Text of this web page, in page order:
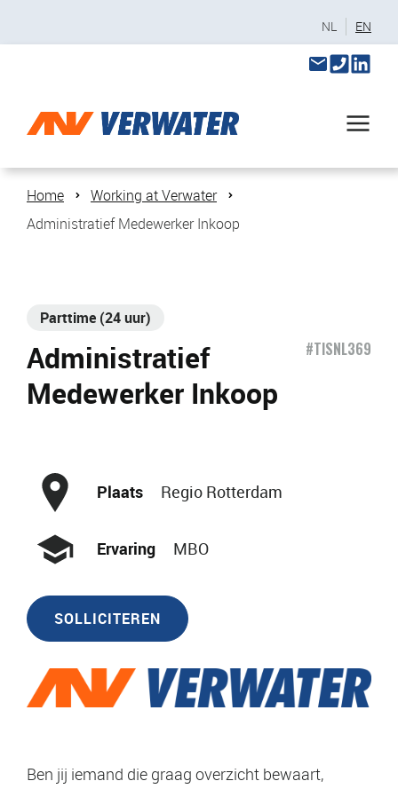
NL EN
Home
Working at Verwater
Administratief Medewerker Inkoop
Parttime (24 uur)
Administratief
Medewerker Inkoop
#TISNL369
Plaats Regio Rotterdam
Ervaring MBO
SOLLICITEREN
Ben jij iemand die graag overzicht bewaart,